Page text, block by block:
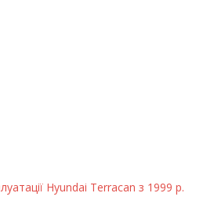
Hyundai Terracan з 1999 р.